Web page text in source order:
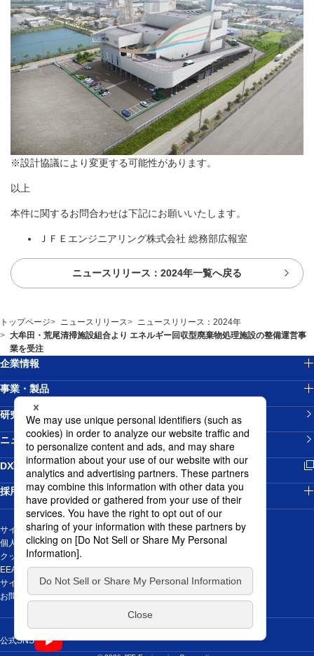
※設計協議により変更する可能性があります。
以上
本件に関するお問合わせは下記にお願いいたします。
ＪＦＥエンジニアリング株式会社 総務部広報室
ニュースリリース：2024年一覧へ戻る
トップページ ニュースリリース
ニュースリリース：2024年
大牟田・荒尾清掃施設組合より エネルギー回収型廃棄物処理施設の整備運営事
業を受注
企業情報
事業・製品
研究開発
ニュースリリース
DX戦略新規ウィンドウを開きます
採用情報
サイトマップ
個人情報の取り扱いについて
クッキーポリシー
EEA域内のお取引先の皆様の個人データの取扱に関する通知
サイトご利用にあたって
お問い合わせ新規ウィンドウを開きます
公式SNS 新規ウィンドウを開きます